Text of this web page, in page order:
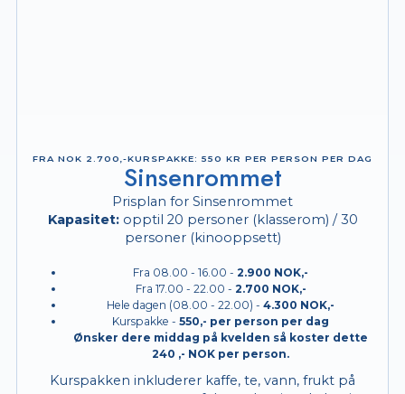
FRA NOK 2.700,-KURS­PAKKE: 550 KR PER PERSON PER DAG
Sinsenrommet
Prisplan for Sinsenrommet
Kapasitet: opptil 20 personer (klasserom) / 30
personer (kinooppsett)
Fra 08.00 - 16.00 - 2.900 NOK,-
Fra 17.00 - 22.00 - 2.700 NOK,-
Hele dagen (08.00 - 22.00) - 4.300 NOK,-
Kurspakke - 550,- per person per dag
Ønsker dere middag på kvelden så koster dette
240 ,- NOK per person.
Kurspakken inkluderer kaffe, te, vann, frukt på